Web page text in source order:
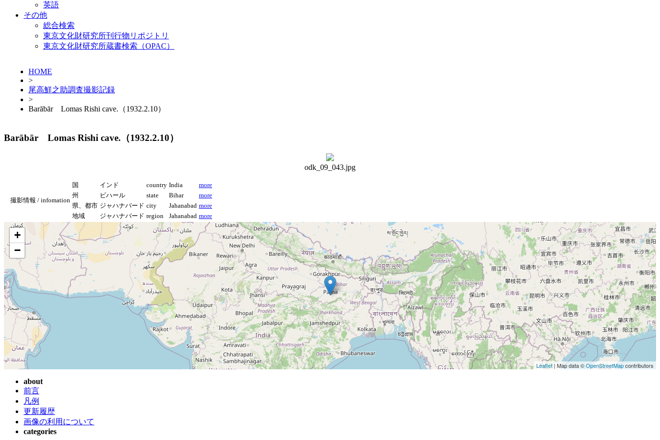
英語
その他
総合検索
東京文化財研究所刊行物リポジトリ
東京文化財研究所蔵書検索（OPAC）
HOME
>
尾高鮮之助調査撮影記録
>
Barābār Lomas Rishi cave.（1932.2.10）
Barābār Lomas Rishi cave.（1932.2.10）
odk_09_043.jpg
撮影情報 / infomation
国 インド country India
more
州
ビハール state Bihar
more
県、都市 ジャハナバード city Jahanabad more
地域
ジャハナバード region Jahanabad more
+
−
Leaflet | Map data ©OpenStreetMapcontributors
about
前言
凡例
更新履歴
画像の利用について
categories